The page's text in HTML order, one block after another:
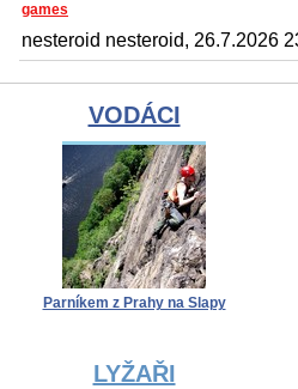
games
nesteroid nesteroid, 26.7.2026
VODÁCI
Parníkem z Prahy na Slapy
LYŽAŘI